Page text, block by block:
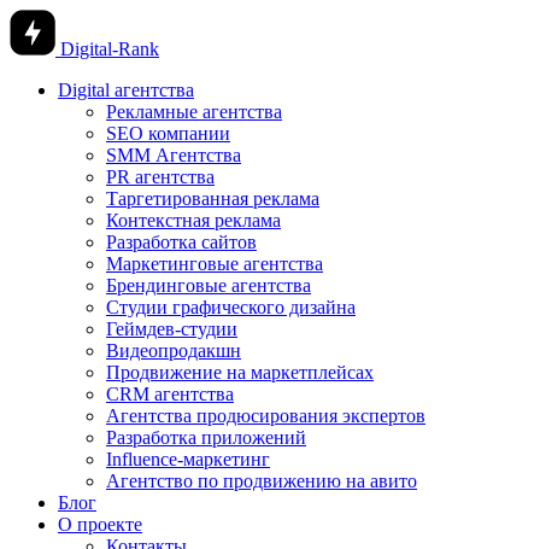
Digital-Rank
Digital агентства
Рекламные агентства
SEO компании
SMM Агентства
PR агентства
Таргетированная реклама
Контекстная реклама
Разработка сайтов
Маркетинговые агентства
Брендинговые агентства
Студии графического дизайна
Геймдев-студии
Видеопродакшн
Продвижение на маркетплейсах
CRM агентства
Агентства продюсирования экспертов
Разработка приложений
Influence-маркетинг
Агентство по продвижению на авито
Блог
О проекте